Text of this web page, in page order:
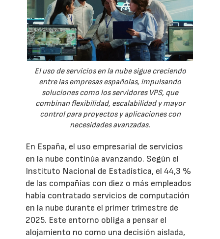
El uso de servicios en la nube sigue creciendo
entre las empresas españolas, impulsando
soluciones como los servidores VPS, que
combinan flexibilidad, escalabilidad y mayor
control para proyectos y aplicaciones con
necesidades avanzadas.
En España, el uso empresarial de servicios
en la nube continúa avanzando. Según el
Instituto Nacional de Estadística, el 44,3 %
de las compañías con diez o más empleados
había contratado servicios de computación
en la nube durante el primer trimestre de
2025. Este entorno obliga a pensar el
alojamiento no como una decisión aislada,